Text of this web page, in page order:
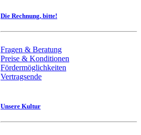
Die Rechnung, bitte!
Fragen & Beratung
Preise & Konditionen
Fördermöglichkeiten
Vertragsende
Unsere Kultur